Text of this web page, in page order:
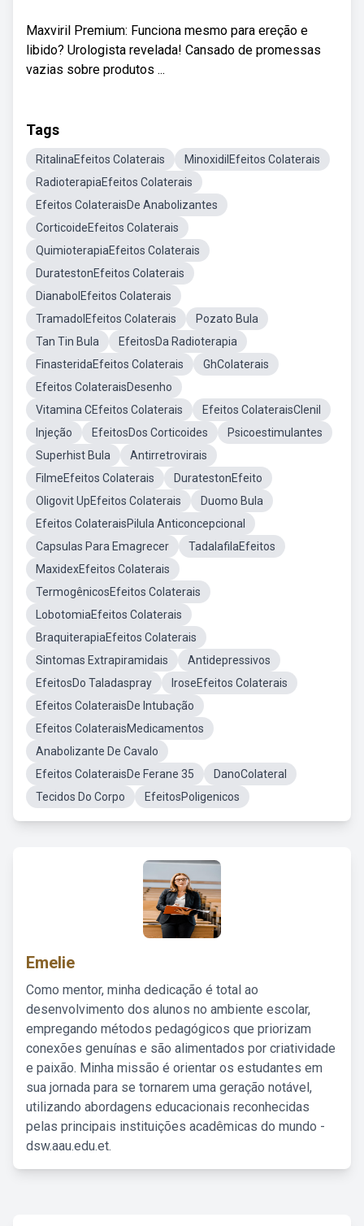
Maxviril Premium: Funciona mesmo para ereção e
libido? Urologista revelada! Cansado de promessas
vazias sobre produtos ...
Tags
RitalinaEfeitos Colaterais
MinoxidilEfeitos Colaterais
RadioterapiaEfeitos Colaterais
Efeitos ColateraisDe Anabolizantes
CorticoideEfeitos Colaterais
QuimioterapiaEfeitos Colaterais
DuratestonEfeitos Colaterais
DianabolEfeitos Colaterais
TramadolEfeitos Colaterais
Pozato Bula
Tan Tin Bula
EfeitosDa Radioterapia
FinasteridaEfeitos Colaterais
GhColaterais
Efeitos ColateraisDesenho
Vitamina CEfeitos Colaterais
Efeitos ColateraisClenil
Injeção
EfeitosDos Corticoides
Psicoestimulantes
Superhist Bula
Antirretrovirais
FilmeEfeitos Colaterais
DuratestonEfeito
Oligovit UpEfeitos Colaterais
Duomo Bula
Efeitos ColateraisPilula Anticoncepcional
Capsulas Para Emagrecer
TadalafilaEfeitos
MaxidexEfeitos Colaterais
TermogênicosEfeitos Colaterais
LobotomiaEfeitos Colaterais
BraquiterapiaEfeitos Colaterais
Sintomas Extrapiramidais
Antidepressivos
EfeitosDo Taladaspray
IroseEfeitos Colaterais
Efeitos ColateraisDe Intubação
Efeitos ColateraisMedicamentos
Anabolizante De Cavalo
Efeitos ColateraisDe Ferane 35
DanoColateral
Tecidos Do Corpo
EfeitosPoligenicos
Emelie
Como mentor, minha dedicação é total ao
desenvolvimento dos alunos no ambiente escolar,
empregando métodos pedagógicos que priorizam
conexões genuínas e são alimentados por criatividade
e paixão. Minha missão é orientar os estudantes em
sua jornada para se tornarem uma geração notável,
utilizando abordagens educacionais reconhecidas
pelas principais instituições acadêmicas do mundo -
dsw.aau.edu.et.